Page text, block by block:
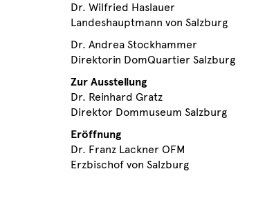
Dr. Wilfried Haslauer
Landeshauptmann von Salzburg
Dr. Andrea Stockhammer
Direktorin DomQuartier Salzburg
Zur Ausstellung
Dr. Reinhard Gratz
Direktor Dommuseum Salzburg
Eröffnung
Dr. Franz Lackner OFM
Erzbischof von Salzburg